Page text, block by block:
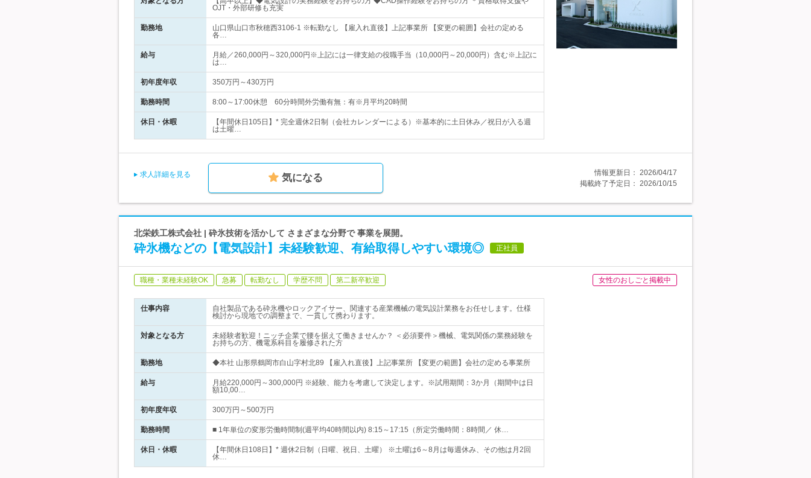
OJT・外部研修も充実
勤務地
山口県山口市秋穂西3106-1 ※転勤なし 【雇入れ直後】上記事業所 【変更の範囲】会社の定める
各…
給与
月給／260,000円～320,000円※上記には一律支給の役職手当（10,000円～20,000円）含む※上記に
は…
初年度年収 350万円～430万円
勤務時間 8:00～17:00休憩 60分時間外労働有無：有※月平均20時間
休日・休暇
【年間休日105日】* 完全週休2日制（会社カレンダーによる）※基本的に土日休み／祝日が入る週
は土曜…
求人詳細を見る 気になる 情報更新日： 2026/04/17
掲載終了予定日： 2026/10/15
北栄鉄工株式会社 | 砕氷技術を活かして さまざまな分野で 事業を展開。
砕氷機などの【電気設計】未経験歓迎、有給取得しやすい環境◎ 正社員
職種・業種未経験OK 急募 転勤なし 学歴不問 第二新卒歓迎 女性のおしごと掲載中
仕事内容
自社製品である砕氷機やロックアイサー、関連する産業機械の電気設計業務をお任せします。仕様
検討から現地での調整まで、一貫して携わります。
対象となる方
未経験者歓迎！ニッチ企業で腰を据えて働きませんか？ ＜必須要件＞機械、電気関係の業務経験を
お持ちの方、機電系科目を履修された方
勤務地 ◆本社 山形県鶴岡市白山字村北89 【雇入れ直後】上記事業所 【変更の範囲】会社の定める事業所
給与
月給220,000円～300,000円 ※経験、能力を考慮して決定します。※試用期間：3か月（期間中は日
額10,00…
初年度年収 300万円～500万円
勤務時間 ■ 1年単位の変形労働時間制(週平均40時間以内) 8:15～17:15（所定労働時間：8時間／ 休…
休日・休暇
【年間休日108日】* 週休2日制（日曜、祝日、土曜） ※土曜は6～8月は毎週休み、その他は月2回
休…